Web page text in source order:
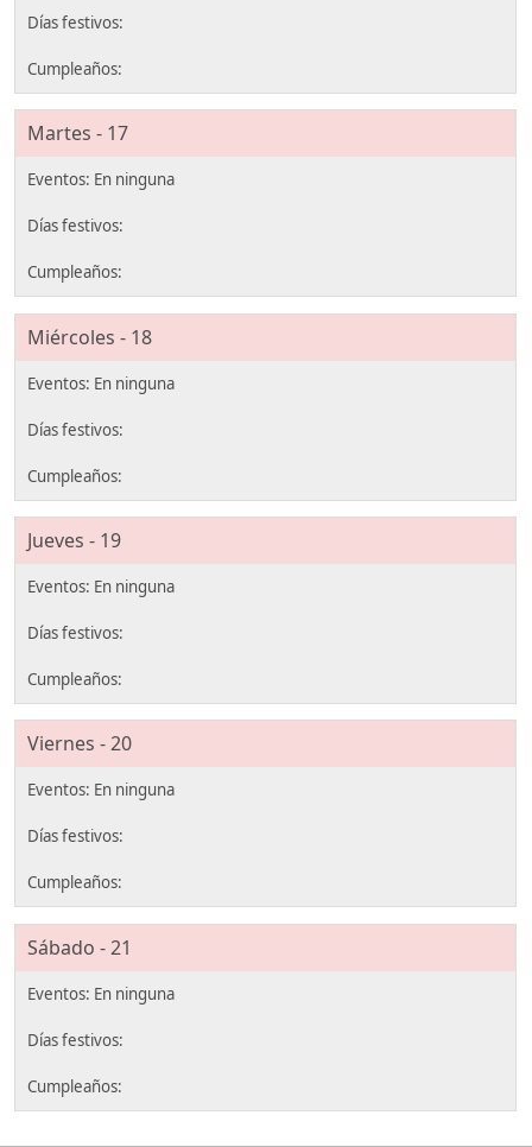
Martes - 17
Miércoles - 18
Jueves - 19
Viernes - 20
Sábado - 21